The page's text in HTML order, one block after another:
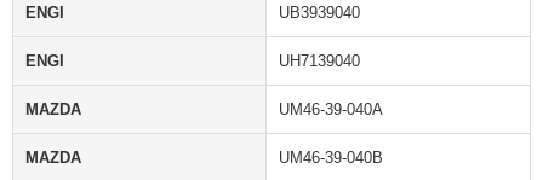
ENGI UB3939040
ENGI UH7139040
MAZDA UM46-39-040A
MAZDA UM46-39-040B